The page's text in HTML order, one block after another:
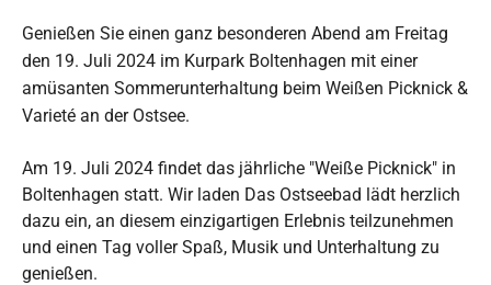
Genießen Sie einen ganz besonderen Abend am Freitag
den 19. Juli 2024 im Kurpark Boltenhagen mit einer
amüsanten Sommerunterhaltung beim Weißen Picknick &
Varieté an der Ostsee.
Am 19. Juli 2024 findet das jährliche "Weiße Picknick" in
Boltenhagen statt. Wir laden Das Ostseebad lädt herzlich
dazu ein, an diesem einzigartigen Erlebnis teilzunehmen
und einen Tag voller Spaß, Musik und Unterhaltung zu
genießen.